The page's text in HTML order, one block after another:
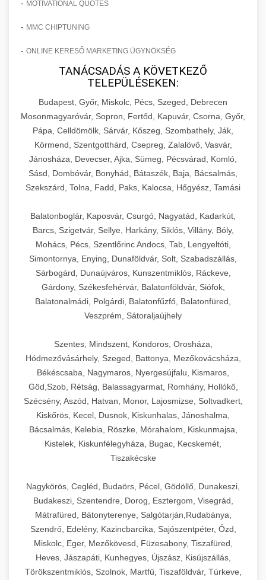
- MOTIVATIONAL QUOTES
- MMC CHIPTUNING
- ONLINE KERESŐ MARKETING ÜGYNÖKSÉG
TANÁCSADÁS A KÖVETKEZŐ
TELEPÜLÉSEKEN:
Budapest, Győr, Miskolc, Pécs, Szeged, Debrecen
Mosonmagyaróvár, Sopron, Fertőd, Kapuvár, Csorna, Győr,
Pápa, Celldömölk, Sárvár, Kőszeg, Szombathely, Ják,
Körmend, Szentgotthárd, Csepreg, Zalalövő, Vasvár,
Jánosháza, Devecser, Ajka, Sümeg, Pécsvárad, Komló,
Sásd, Dombóvár, Bonyhád, Bátaszék, Baja, Bácsalmás,
Szekszárd, Tolna, Fadd, Paks, Kalocsa, Hőgyész, Tamási
Balatonboglár, Kaposvár, Csurgó, Nagyatád, Kadarkút,
Barcs, Szigetvár, Sellye, Harkány, Siklós, Villány, Bóly,
Mohács, Pécs, Szentlőrinc Andocs, Tab, Lengyeltóti,
Simontornya, Enying, Dunaföldvár, Solt, Szabadszállás,
Sárbogárd, Dunaújváros, Kunszentmiklós, Ráckeve,
Gárdony, Székesfehérvár, Balatonföldvár, Siófok,
Balatonalmádi, Polgárdi, Balatonfűzfő, Balatonfüred,
Veszprém, Sátoraljaújhely
Szentes, Mindszent, Kondoros, Orosháza,
Hódmezővásárhely, Szeged, Battonya, Mezőkovácsháza,
Békéscsaba, Nagymaros, Nyergesújfalu, Kismaros,
Göd,Szob, Rétság, Balassagyarmat, Romhány, Hollókő,
Szécsény, Aszód, Hatvan, Monor, Lajosmizse, Soltvadkert,
Kiskőrös, Kecel, Dusnok, Kiskunhalas, Jánoshalma,
Bácsalmás, Kelebia, Röszke, Mórahalom, Kiskunmajsa,
Kistelek, Kiskunfélegyháza, Bugac, Kecskemét,
Tiszakécske
Nagykörös, Cegléd, Budaörs, Pécel, Gödöllő, Dunakeszi,
Budakeszi, Szentendre, Dorog, Esztergom, Visegrád,
Mátrafüred, Bátonyterenye, Salgótarján,Rudabánya,
Szendrő, Edelény, Kazincbarcika, Sajószentpéter, Ózd,
Miskolc, Eger, Mezőkövesd, Füzesabony, Tiszafüred,
Heves, Jászapáti, Kunhegyes, Újszász, Kisújszállás,
Törökszentmiklós, Szolnok, Martfű, Tiszaföldvár, Túrkeve,